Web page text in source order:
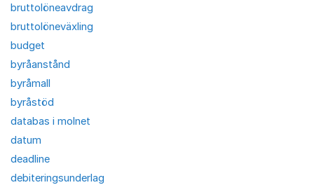
bruttolöneavdrag
bruttolöneväxling
budget
byråanstånd
byråmall
byråstöd
databas i molnet
datum
deadline
debiteringsunderlag